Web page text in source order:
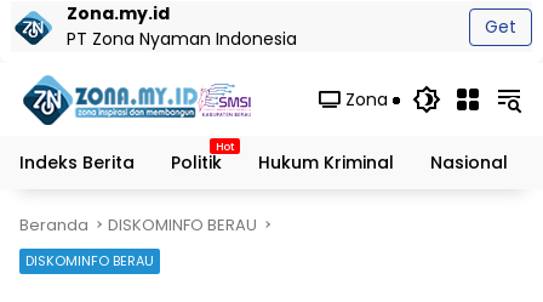
Zona.my.id
PT Zona Nyaman Indonesia
Get
Zona
Indeks Berita Politik Hukum Kriminal Nasional
Beranda DISKOMINFO BERAU
DISKOMINFO BERAU